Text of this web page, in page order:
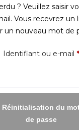
? Veuillez saisir
Vous recevrez un
un nouveau mot de
Identifiant ou e-mail *
Réinitialisation du
de passe